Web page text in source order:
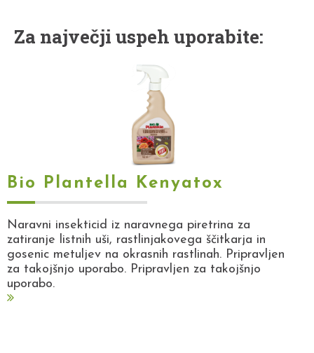
Za največji uspeh uporabite:
Bio Plantella Kenyatox
Naravni insekticid iz naravnega piretrina za
zatiranje listnih uši, rastlinjakovega ščitkarja in
gosenic metuljev na okrasnih rastlinah. Pripravljen
za takojšnjo uporabo. Pripravljen za takojšnjo
uporabo.